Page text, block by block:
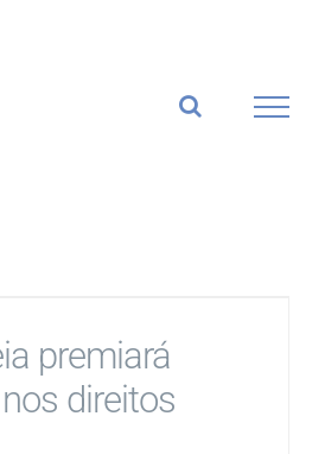
premiará
direitos